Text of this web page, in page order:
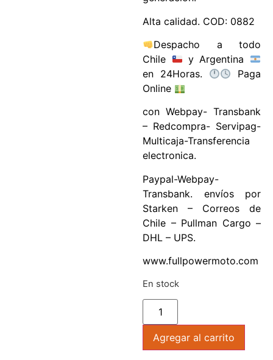
Alta calidad. COD: 0882
Despacho a todo
Chile
y Argentina
en 24Horas.
Paga
Online
con Webpay- Transbank
– Redcompra- Servipag-
Multicaja-Transferencia
electronica.
Paypal-Webpay-
Transbank. envíos por
Starken – Correos de
Chile – Pullman Cargo –
DHL – UPS.
www.fullpowermoto.com
En stock
Agregar al carrito